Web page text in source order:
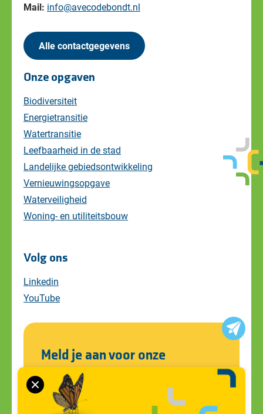
Mail: info@avecodebondt.nl
Alle contactgegevens
Onze opgaven
Biodiversiteit
Energietransitie
Watertransitie
Leefbaarheid in de stad
Landelijke gebiedsontwikkeling
Vernieuwingsopgave
Waterveiligheid
Woning- en utiliteitsbouw
Volg ons
Linkedin
YouTube
Meld je aan voor onze
nieuwsbrief
Blijf op de hoogte van alle ontwikkelingen